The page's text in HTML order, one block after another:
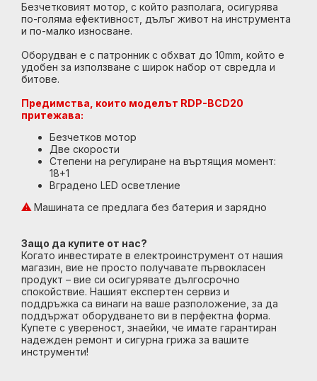
Безчетковият мотор, с който разполага, осигурява
по-голяма ефективност, дълъг живот на инструмента
и по-малко износване.
Оборудван е с патронник с обхват до 10mm, който е
удобен за използване с широк набор от свредла и
битове.
Предимства, които моделът RDP-BCD20
притежава:
Безчетков мотор
Две скорости
Степени на регулиране на въртящия момент:
18+1
Вградено LED осветление
⚠ Машината се предлага без батерия и зарядно
Защо да купите от нас?
Когато инвестирате в електроинструмент от нашия
магазин, вие не просто получавате първокласен
продукт – вие си осигурявате дългосрочно
спокойствие. Нашият експертен сервиз и
поддръжка са винаги на ваше разположение, за да
поддържат оборудването ви в перфектна форма.
Купете с увереност, знаейки, че имате гарантиран
надежден ремонт и сигурна грижа за вашите
инструменти!